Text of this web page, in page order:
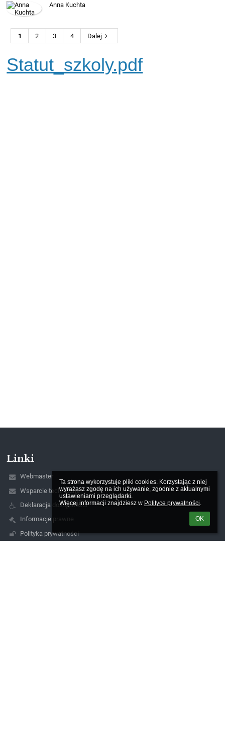
Ta strona wykorzystuje pliki cookies. Korzystając z niej
wyrażasz zgodę na ich używanie, zgodnie z aktualnymi
ustawieniami przeglądarki.
Więcej informacji znajdziesz w Polityce prywatności.
OK
Anna Kuchta
1 2 3 4 Dalej
Statut_szkoly.pdf
Linki
Webmaster
Wsparcie techniczne
Deklaracja dostępności
Informacje prawne
Polityka prywatności